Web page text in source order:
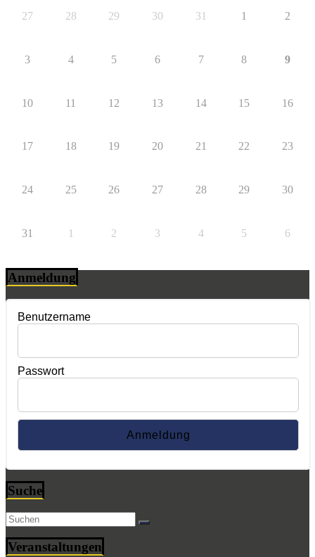
27 28 29 30 31 1 2
3 4 5 6 7 8 9
10 11 12 13 14 15 16
17 18 19 20 21 22 23
24 25 26 27 28 29 30
31 1 2 3 4 5 6
Anmeldung
Benutzername
Passwort
Suche
Veranstaltungen